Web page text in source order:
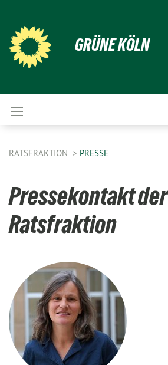
GRÜNE KÖLN
RATSFRAKTION PRESSE
Pressekontakt der
Ratsfraktion